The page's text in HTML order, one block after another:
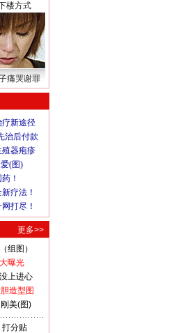
楼方式
痛哭谢罪
更多>>
组图）
曝光
上进心
造型图
美(图)
打分贴